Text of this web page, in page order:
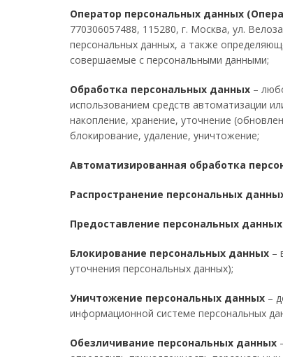
Оператор персональных данных
770306057488, 115280, г. Москва, ул.
персональных данных, а также
совершаемые с персональными данными;
Обработка персональных данных –
использованием средств автоматизации
накопление, хранение, уточнение
блокирование, удаление, уничтожение;
Автоматизированная обработка
Распространение персональных
Предоставление персональных данных
Блокирование персональных данных –
уточнения персональных данных);
Уничтожение персональных данных –
информационной системе персональных
Обезличивание персональных данных